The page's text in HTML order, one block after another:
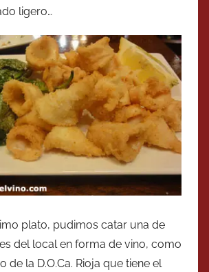
ligero…
plato, pudimos catar una de
del local en forma de vino, como
de la D.O.Ca. Rioja que tiene el